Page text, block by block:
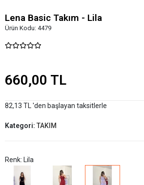
Lena Basic Takım - Lila
Ürün Kodu: 4479
660,00 TL
82,13 TL 'den başlayan taksitlerle
Kategori: TAKIM
Renk: Lila